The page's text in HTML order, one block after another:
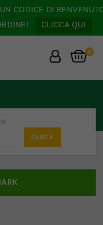
CODICE DI
CLICCA QUI
0